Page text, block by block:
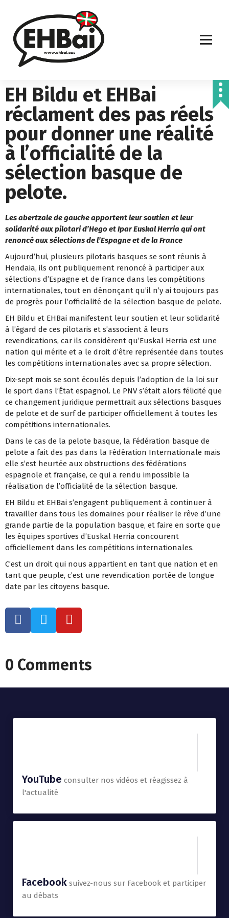
EH Bildu et EHBai
réclament des pas réels
pour donner une réalité
à l’officialité de la
sélection basque de
pelote.
Les abertzale de gauche apportent leur soutien et leur
solidarité aux pilotari d’Hego et Ipar Euskal Herria qui ont
renoncé aux sélections de l’Espagne et de la France
Aujourd’hui, plusieurs pilotaris basques se sont réunis à
Hendaia, ils ont publiquement renoncé à participer aux
sélections d’Espagne et de France dans les compétitions
internationales, tout en dénonçant qu’il n’y ai toujours pas
de progrès pour l’officialité de la sélection basque de pelote.
EH Bildu et EHBai manifestent leur soutien et leur solidarité
à l’égard de ces pilotaris et s’associent à leurs
revendications, car ils considèrent qu’Euskal Herria est une
nation qui mérite et a le droit d’être représentée dans toutes
les compétitions internationales avec sa propre sélection.
Dix-sept mois se sont écoulés depuis l’adoption de la loi sur
le sport dans l’État espagnol. Le PNV s’était alors félicité que
ce changement juridique permettrait aux sélections basques
de pelote et de surf de participer officiellement à toutes les
compétitions internationales.
Dans le cas de la pelote basque, la Fédération basque de
pelote a fait des pas dans la Fédération Internationale mais
elle s’est heurtée aux obstructions des fédérations
espagnole et française, ce qui a rendu impossible la
réalisation de l’officialité de la sélection basque.
EH Bildu et EHBai s’engagent publiquement à continuer à
travailler dans tous les domaines pour réaliser le rêve d’une
grande partie de la population basque, et faire en sorte que
les équipes sportives d’Euskal Herria concourent
officiellement dans les compétitions internationales.
C’est un droit qui nous appartient en tant que nation et en
tant que peuple, c’est une revendication portée de longue
date par les citoyens basque.
0 Comments
YouTube consulter nos vidéos et réagissez à
l'actualité
Facebook suivez-nous sur Facebook et participer
au débats